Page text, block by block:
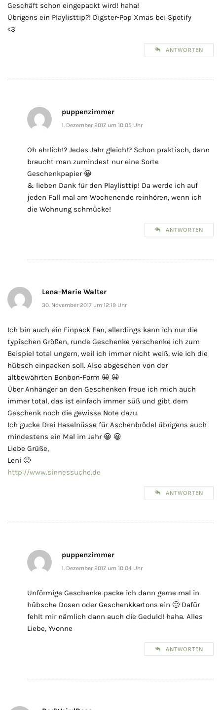
Geschäft schon eingepackt wird! haha!
Übrigens ein Playlisttip?! Digster-Pop Xmas bei Spotify
<3
ANTWORTEN
puppenzimmer
1. Dezember 2017 um 10:05 Uhr
Oh ehrlich!? Jedes Jahr gleich!? Schon praktisch, dann
braucht man zumindest nur eine Sorte
Geschenkpapier 😀
& lieben Dank für den Playlisttip! Da werde ich auf
jeden Fall mal am Wochenende reinhören, wenn ich
die Wohnung schmücke!
ANTWORTEN
Lena-Marie Walter
30. November 2017 um 12:19 Uhr
Ich bin auch ein Einpack Fan, allerdings kann ich nur die
typischen Größen, runde Geschenke verschenke ich zum
Beispiel total ungern, weil ich immer nicht weiß, wie ich die
hübsch einpacken soll. Also abgesehen von der
altbewährten Bonbon-Form 😀 😀
Über Anhänger an den Geschenken freue ich mich auch
immer total, das ist einfach immer süß und gibt dem
Geschenk noch die gewisse Note dazu.
Ich gucke Drei Haselnüsse für Aschenbrödel übrigens auch
mindestens ein Mal im Jahr 😀 😀
Liebe Grüße,
Leni 🙂
http://www.sinnessuche.de
ANTWORTEN
puppenzimmer
1. Dezember 2017 um 10:04 Uhr
Unförmige Geschenke packe ich dann gerne mal in
hübsche Dosen oder Geschenkkartons ein 🙂 Dafür
fehlt mir nämlich dann auch die Geduld! haha. Alles
Liebe, Yvonne
ANTWORTEN